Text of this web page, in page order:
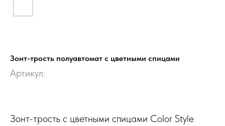
Зонт-трость полуавтомат с цветными спицами
Артикул:
Зонт-трость с цветными спицами Color Style